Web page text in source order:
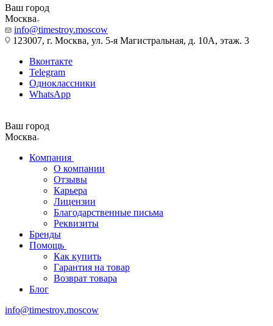
Ваш город
Москва
info@timestroy.moscow
123007, г. Москва, ул. 5-я Магистральная, д. 10А, этаж. 3
Вконтакте
Telegram
Одноклассники
WhatsApp
Ваш город
Москва
Компания
О компании
Отзывы
Карьера
Лицензии
Благодарственные письма
Реквизиты
Бренды
Помощь
Как купить
Гарантия на товар
Возврат товара
Блог
info@timestroy.moscow